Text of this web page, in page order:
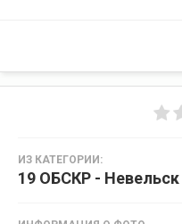
ИЗ КАТЕГОРИИ:
19 ОБСКР - Невельск